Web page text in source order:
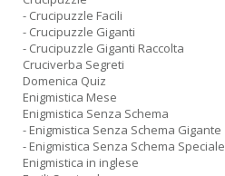
- Crucipuzzle Facili
- Crucipuzzle Giganti
- Crucipuzzle Giganti Raccolta
Cruciverba Segreti
Domenica Quiz
Enigmistica Mese
Enigmistica Senza Schema
- Enigmistica Senza Schema Gigante
- Enigmistica Senza Schema Speciale
Enigmistica in inglese